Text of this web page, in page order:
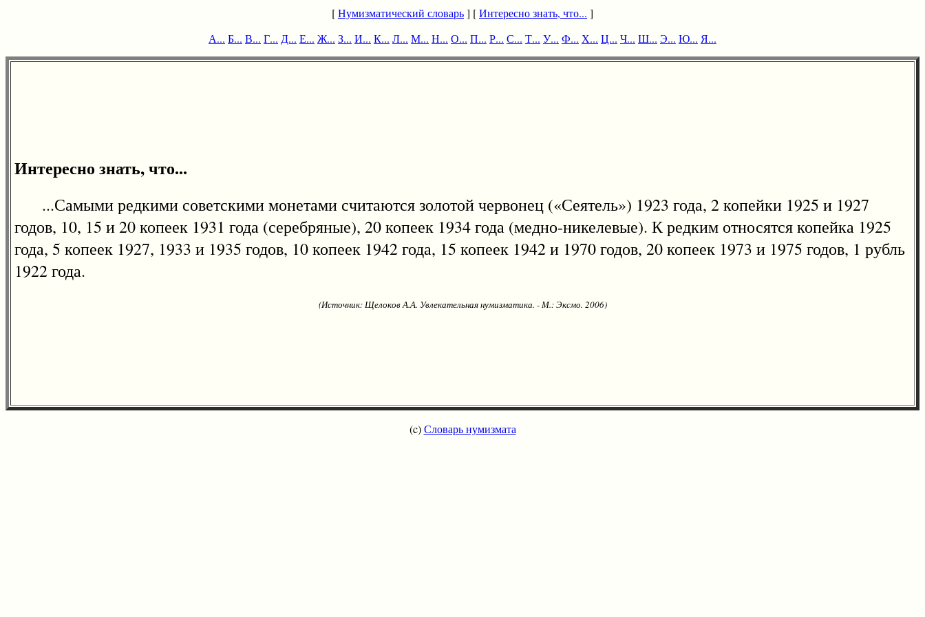
[Нумизматический словарь] [Интересно знать, что... ]
А... Б... В... Г... Д... Е... Ж... З... И... К... Л... М... Н... О... П... Р... С... Т... У... Ф... Х... Ц... Ч... Ш... Э... Ю... Я...
Интересно знать, что...
...Самыми редкими советскими монетами считаются золотой червонец («Сеятель») 1923 года, 2 копейки 1925 и 1927
годов, 10, 15 и 20 копеек 1931 года (серебряные), 20 копеек 1934 года (медно-никелевые). К редким относятся копейка 1925
года, 5 копеек 1927, 1933 и 1935 годов, 10 копеек 1942 года, 15 копеек 1942 и 1970 годов, 20 копеек 1973 и 1975 годов, 1 рубль
1922 года.
(Источник: Щелоков А.А. Увлекательная нумизматика. - М.: Эксмо. 2006)
(c)Словарь нумизмата